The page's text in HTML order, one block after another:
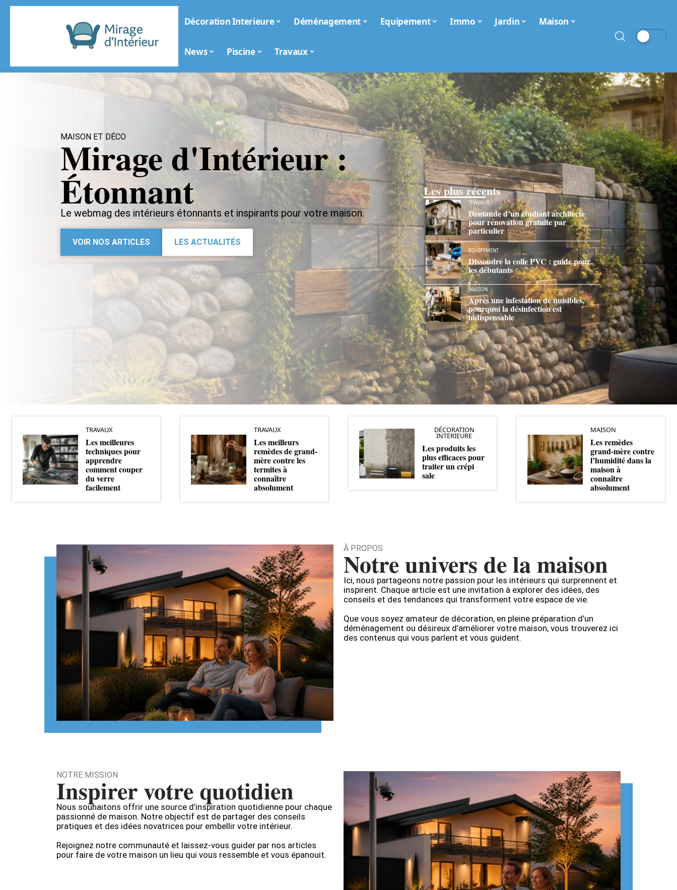
Décoration Interieure Déménagement Equipement Immo Jardin Maison
News Piscine Travaux
MAISON ET DÉCO
Mirage d'Intérieur :
Étonnant
Le webmag des intérieurs étonnants et inspirants pour votre maison.
VOIR NOS ARTICLES LES ACTUALITÉS
Les plus récents
TRAVAUX
Demande d’un étudiant architecte
pour rénovation gratuite par
particulier
EQUIPEMENT
Dissoudre la colle PVC : guide pour
les débutants
MAISON
Après une infestation de nuisibles,
pourquoi la désinfection est
indispensable
TRAVAUX
Les meilleures
techniques pour
apprendre
comment couper
du verre
facilement
TRAVAUX
Les meilleurs
remèdes de grand-
mère contre les
termites à
connaître
absolument
DÉCORATION
INTERIEURE
Les produits les
plus efficaces pour
traiter un crépi
sale
MAISON
Les remèdes
grand-mère contre
l’humidité dans la
maison à
connaître
absolument
À PROPOS
Notre univers de la maison
Ici, nous partageons notre passion pour les intérieurs qui surprennent et
inspirent. Chaque article est une invitation à explorer des idées, des
conseils et des tendances qui transforment votre espace de vie.
Que vous soyez amateur de décoration, en pleine préparation d’un
déménagement ou désireux d’améliorer votre maison, vous trouverez ici
des contenus qui vous parlent et vous guident.
NOTRE MISSION
Inspirer votre quotidien
Nous souhaitons offrir une source d’inspiration quotidienne pour chaque
passionné de maison. Notre objectif est de partager des conseils
pratiques et des idées novatrices pour embellir votre intérieur.
Rejoignez notre communauté et laissez-vous guider par nos articles
pour faire de votre maison un lieu qui vous ressemble et vous épanouit.